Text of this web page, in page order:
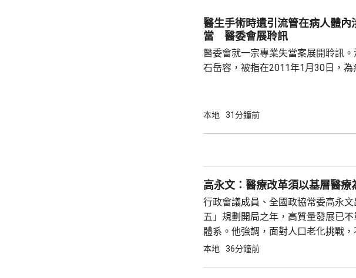
醫生手術時遺引流管在病人體內
當 醫委會展聆訊
醫委會就一宗專業失當案展開聆訊。
石岳容，被指在2011年1月30日，為
乳房檢查時才發現，有三條引流管殘
於合理預期的專業標準。 辯方對控罪書所列的
事實不作爭議，亦不對控...
本地 31分鐘前
高永文：醫療改革須以基層醫
行政會議成員、全國政協常委高永
五」規劃開局之年，高質量發展已
體系。他強調，面對人口老化挑戰
醫療轉為注重預防，將基層醫療作
本地 36分鐘前